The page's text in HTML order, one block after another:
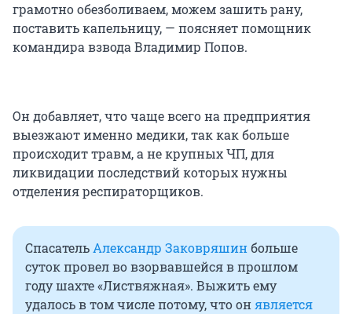
грамотно обезболиваем, можем зашить рану,
поставить капельницу, — поясняет помощник
командира взвода Владимир Попов.
Он добавляет, что чаще всего на предприятия
выезжают именно медики, так как больше
происходит травм, а не крупных ЧП, для
ликвидации последствий которых нужны
отделения респираторщиков.
Спасатель Александр Заковряшинбольше
суток провел во взорвавшейся в прошлом
году шахте «Листвяжная». Выжить ему
удалось в том числе потому, что он является